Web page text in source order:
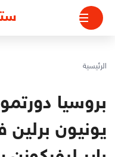
التجاوز
المحتوى
الرئيسية
بروسيا
يونيون